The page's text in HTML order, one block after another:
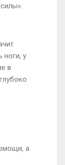
ноги, у
в
а